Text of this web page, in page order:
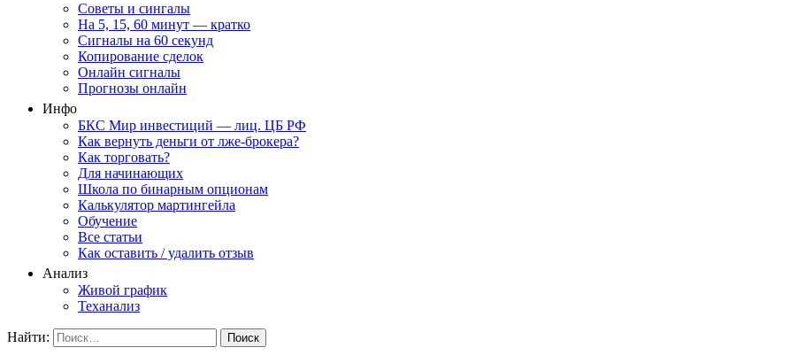
Советы и сингалы
На 5, 15, 60 минут — кратко
Сигналы на 60 секунд
Копирование сделок
Онлайн сигналы
Прогнозы онлайн
Инфо
БКС Мир инвестиций — лиц. ЦБ РФ
Как вернуть деньги от лже-брокера?
Как торговать?
Для начинающих
Школа по бинарным опционам
Калькулятор мартингейла
Обучение
Все статьи
Как оставить / удалить отзыв
Анализ
Живой график
Теханализ
Найти: